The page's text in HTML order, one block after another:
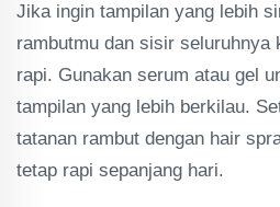
Jika ingin tampilan yang lebih
rambutmu dan sisir seluruhnya
rapi. Gunakan serum atau gel
tampilan yang lebih berkilau.
tatanan rambut dengan hair
tetap rapi sepanjang hari.